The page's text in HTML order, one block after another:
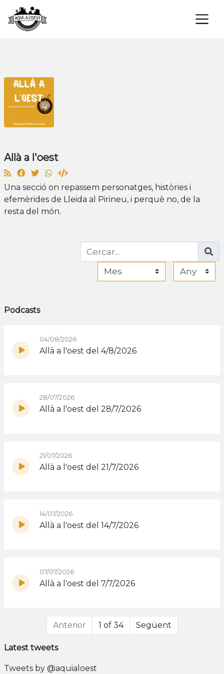
×
Allà a l'oest
Una secció on repassem personatges, històries i
efemèrides de Lleida al Pirineu, i perquè no, de la
resta del món.
Podcasts
04/08/2026
Allà a l'oest del 4/8/2026
28/07/2026
Allà a l'oest del 28/7/2026
21/07/2026
Allà a l'oest del 21/7/2026
14/07/2026
Allà a l'oest del 14/7/2026
07/07/2026
Allà a l'oest del 7/7/2026
Anterior 1 of 34 Següent
Latest tweets
Tweets by @aquialoest